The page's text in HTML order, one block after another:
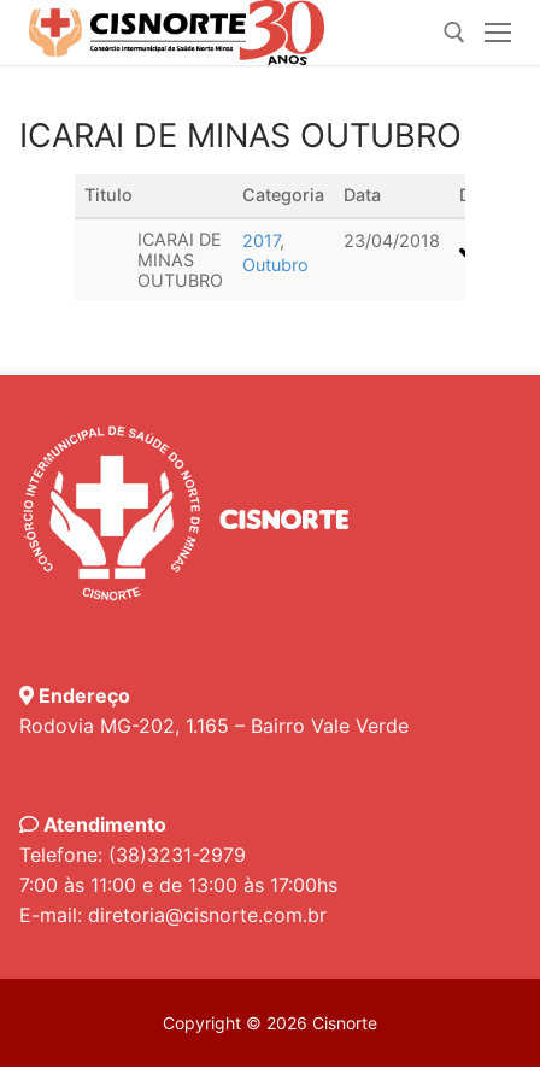
Pular
para
Pesquisar por:
ICARAI DE MINAS OUTUBRO
Titulo Categoria Data
ICARAI DE
MINAS
OUTUBRO
2017,
Outubro
23/04/2018
Endereço
Rodovia MG-202, 1.165 – Bairro Vale Verde
Atendimento
Telefone: (38)3231-2979
7:00 às 11:00 e de 13:00 às 17:00hs
E-mail: diretoria@cisnorte.com.br
Copyright © 2026 Cisnorte